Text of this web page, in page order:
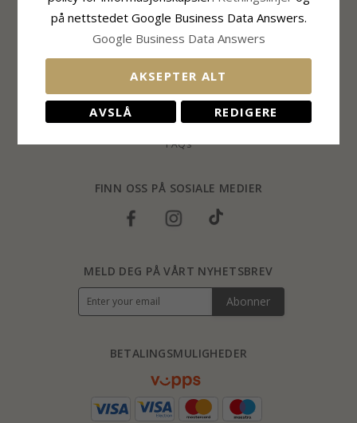
Samtykkeinnstillinger
Ringstørrelser
Blog
FAQs
FINN OSS PÅ SOSIALE MEDIER
BETALINGSMULIGHEDER
MELD DEG PÅ VÅRT NYHETSBREV
Abonner
på nettstedet Google Business Data Answers.
Google Business Data Answers
AKSEPTER ALT
AVSLÅ REDIGERE